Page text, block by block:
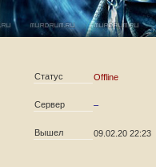
Статус Offline
Сервер –
Вышел 09.02.20 22:23